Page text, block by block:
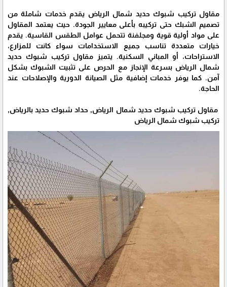
مقاول تركيب شبوك حديد شمال الرياض يقدم خدمات شاملة من
تصميم الشبك حتى تركيبه بأعلى معايير الجودة. حيث يعتمد المقاول
على مواد أولية قوية ومجلفنة تتحمل عوامل الطقس القاسية. يقدم
خيارات متعددة تناسب جميع الاستخدامات سواء كانت للمزارع،
الاستراحات، أو المباني السكنية. يتميز مقاول تركيب شبوك حديد
شمال الرياض بسرعة الإنجاز مع الحرص على تثبيت الشبوك بشكل
آمن. كما يوفر خدمات إضافية مثل الصيانة الدورية والإصلاحات عند
الحاجة.
مقاول تركيب شبوك حديد شمال الرياض, حداد شبوك حديد بالرياض,
تركيب شبوك شمال الرياض